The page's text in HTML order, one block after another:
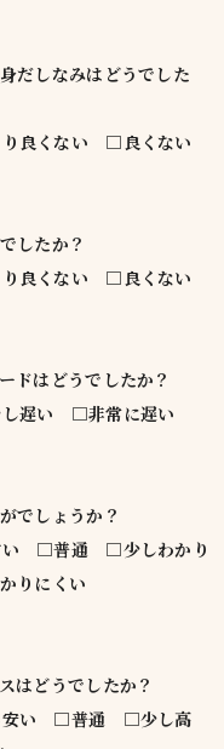
だしなみはどうでした
くない □良くない
したか？
くない □良くない
ドはどうでしたか？
遅い □非常に遅い
でしょうか？
い □普通 □少しわかり
りにくい
はどうでしたか？
安い □普通 □少し高